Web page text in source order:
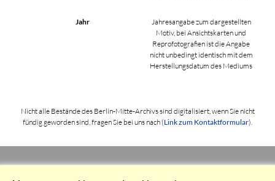
Jahr
Jahresangabe zum dargestellten
Motiv, bei Ansichtskarten und
Reprofotografien ist die Angabe
nicht unbedingt identisch mit dem
Herstellungsdatum des Mediums
Nicht alle Bestände des Berlin-Mitte-Archivs sind digitalisiert, wenn Sie nicht
fündig geworden sind, fragen Sie bei uns nach (Link zum Kontaktformular).